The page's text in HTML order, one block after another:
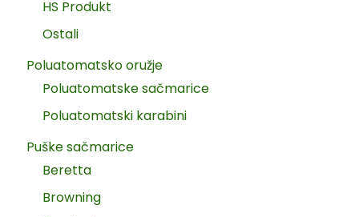
HS Produkt
Ostali
Poluatomatsko oružje
Poluatomatske sačmarice
Poluatomatski karabini
Puške sačmarice
Beretta
Browning